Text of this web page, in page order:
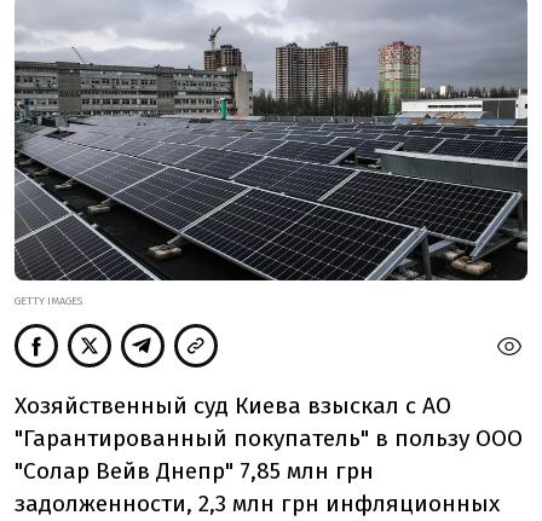
GETTY IMAGES
Хозяйственный суд Киева взыскал с АО
"Гарантированный покупатель" в пользу ООО
"Солар Вейв Днепр" 7,85 млн грн
задолженности, 2,3 млн грн инфляционных